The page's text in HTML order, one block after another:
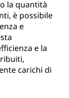
la quantità
è possibile
e
e la
carichi di